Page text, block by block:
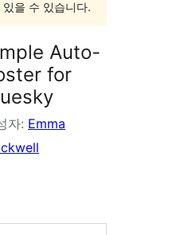
을 수 있습니다.
Auto-
for
자: Emma